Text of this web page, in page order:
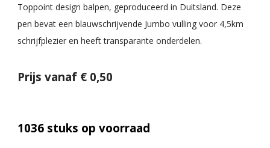
Toppoint design balpen, geproduceerd in Duitsland. Deze
pen bevat een blauwschrijvende Jumbo vulling voor 4,5km
schrijfplezier en heeft transparante onderdelen.
Prijs vanaf € 0,50
1036 stuks op voorraad